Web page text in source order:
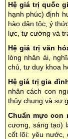
Hệ giá trị quốc
hạnh phúc) định
hào dân tộc, ý
lực, tự cường và
Hệ giá trị văn
lòng nhân ái,
chủ, tư duy khoa
Hệ giá trị gia
nhân cách con
thủy chung và sự
Chuẩn mực con
cương, sáng tạo)
cốt lõi: yêu nước,